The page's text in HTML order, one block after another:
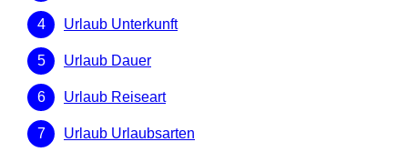
Urlaub Unterkunft
Urlaub Dauer
Urlaub Reiseart
Urlaub Urlaubsarten